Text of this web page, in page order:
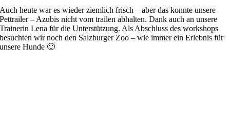
Auch heute war es wieder ziemlich frisch – aber das konnte unsere
Pettrailer – Azubis nicht vom trailen abhalten. Dank auch an unsere
Trainerin Lena für die Unterstützung. Als Abschluss des workshops
besuchten wir noch den Salzburger Zoo – wie immer ein Erlebnis für
unsere Hunde 🙂